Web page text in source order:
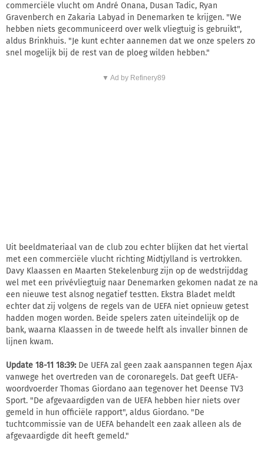
commerciële vlucht om André Onana, Dusan Tadic, Ryan
Gravenberch en Zakaria Labyad in Denemarken te krijgen. "We
hebben niets gecommuniceerd over welk vliegtuig is gebruikt",
aldus Brinkhuis. "Je kunt echter aannemen dat we onze spelers zo
snel mogelijk bij de rest van de ploeg wilden hebben."
▼ Ad by Refinery89
Uit beeldmateriaal van de club zou echter blijken dat het viertal
met een commerciële vlucht richting Midtjylland is vertrokken.
Davy Klaassen en Maarten Stekelenburg zijn op de wedstrijddag
wel met een privévliegtuig naar Denemarken gekomen nadat ze na
een nieuwe test alsnog negatief testten. Ekstra Bladet meldt
echter dat zij volgens de regels van de UEFA niet opnieuw getest
hadden mogen worden. Beide spelers zaten uiteindelijk op de
bank, waarna Klaassen in de tweede helft als invaller binnen de
lijnen kwam.
Update 18-11 18:39:De UEFA zal geen zaak aanspannen tegen Ajax
vanwege het overtreden van de coronaregels. Dat geeft UEFA-
woordvoerder Thomas Giordano aan tegenover het Deense TV3
Sport. "De afgevaardigden van de UEFA hebben hier niets over
gemeld in hun officiële rapport", aldus Giordano. "De
tuchtcommissie van de UEFA behandelt een zaak alleen als de
afgevaardigde dit heeft gemeld."